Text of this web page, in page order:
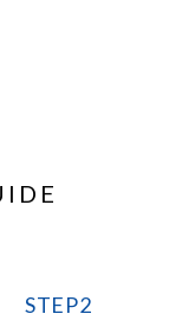
STEP2